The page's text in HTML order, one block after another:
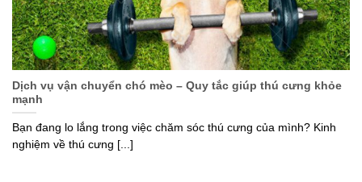
Dịch vụ vận chuyển chó mèo – Quy tắc giúp thú cưng khỏe
mạnh
Bạn đang lo lắng trong việc chăm sóc thú cưng của mình? Kinh
nghiệm về thú cưng [...]